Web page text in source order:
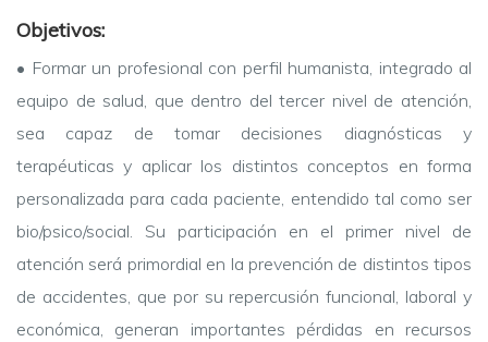
Objetivos:
• Formar un profesional con perfil humanista, integrado al
equipo de salud, que dentro del tercer nivel de atención,
sea capaz de tomar decisiones diagnósticas y
terapéuticas y aplicar los distintos conceptos en forma
personalizada para cada paciente, entendido tal como ser
bio/psico/social. Su participación en el primer nivel de
atención será primordial en la prevención de distintos tipos
de accidentes, que por su repercusión funcional, laboral y
económica, generan importantes pérdidas en recursos